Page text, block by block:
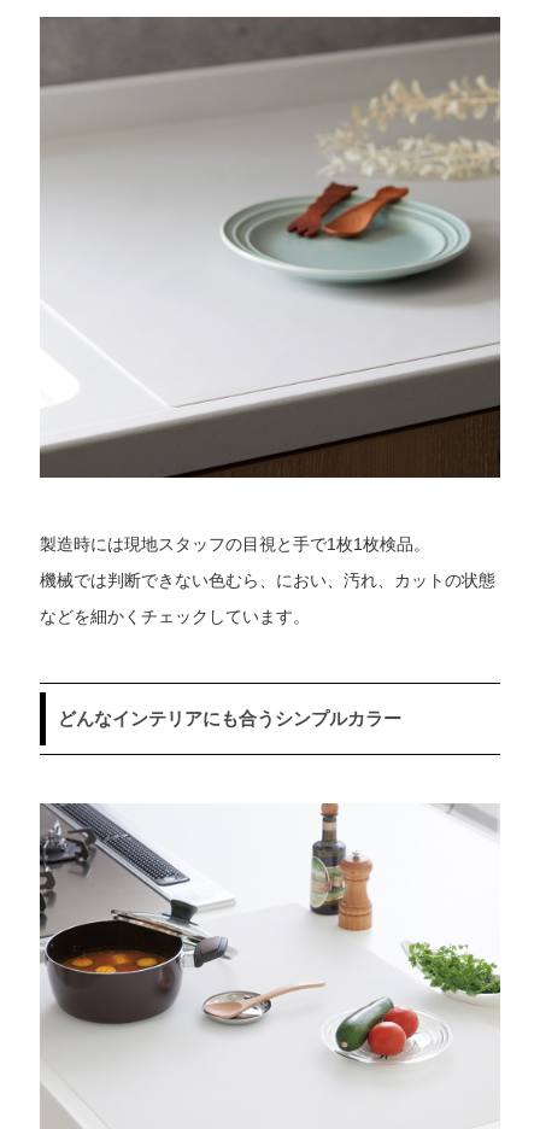
製造時には現地スタッフの目視と手で1枚1枚検品。
機械では判断できない色むら、におい、汚れ、カットの状態
などを細かくチェックしています。
どんなインテリアにも合うシンプルカラー